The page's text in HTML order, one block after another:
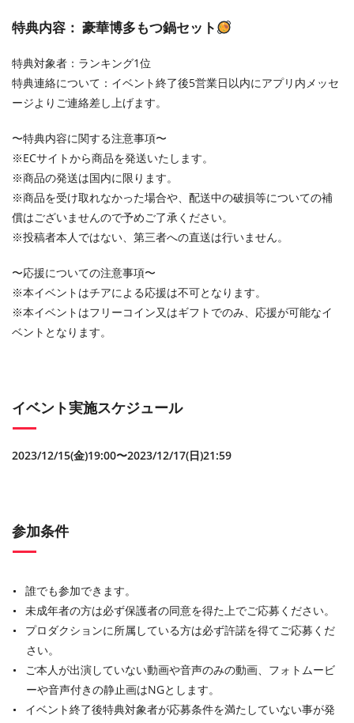
特典内容： 豪華博多もつ鍋セット
特典対象者：ランキング1位
特典連絡について：イベント終了後5営業日以内にアプリ内メッセ
ージよりご連絡差し上げます。
〜特典内容に関する注意事項〜
※ECサイトから商品を発送いたします。
※商品の発送は国内に限ります。
※商品を受け取れなかった場合や、配送中の破損等についての補
償はございませんので予めご了承ください。
※投稿者本人ではない、第三者への直送は行いません。
〜応援についての注意事項〜
※本イベントはチアによる応援は不可となります。
※本イベントはフリーコイン又はギフトでのみ、応援が可能なイ
ベントとなります。
イベント実施スケジュール
2023/12/15(金)19:00〜2023/12/17(日)21:59
参加条件
誰でも参加できます。
未成年者の方は必ず保護者の同意を得た上でご応募ください。
プロダクションに所属している方は必ず許諾を得てご応募くだ
さい。
ご本人が出演していない動画や音声のみの動画、フォトムービ
ーや音声付きの静止画はNGとします。
イベント終了後特典対象者が応募条件を満たしていない事が発